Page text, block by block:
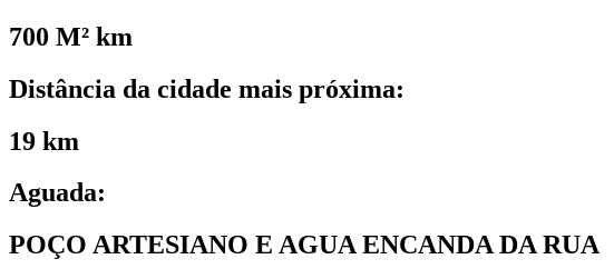
700 M² km
Distância da cidade mais próxima:
19 km
Aguada:
POÇO ARTESIANO E AGUA ENCANDA DA RUA